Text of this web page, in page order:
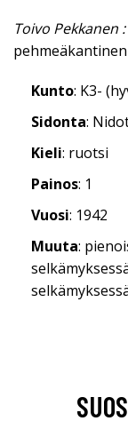
Toivo Pekkanen
Kunto: K3-
Sidonta:
Kieli: ruotsi
Painos: 1
Vuosi: 1942
Muuta: